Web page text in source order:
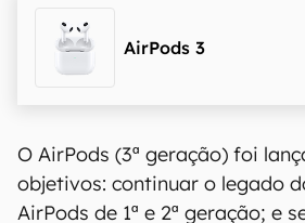
AirPods 3
O AirPods (3ª geração) foi
objetivos: continuar o legado
AirPods de 1ª e 2ª geração; e